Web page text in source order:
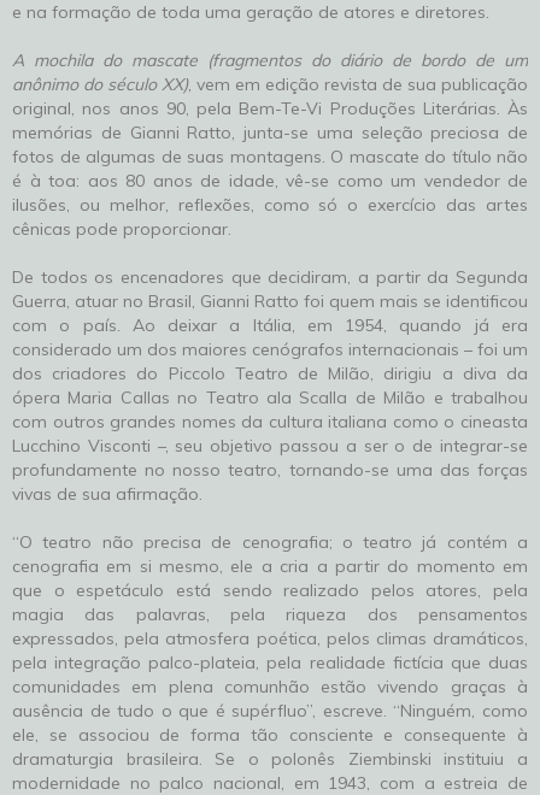
e na formação de toda uma geração de atores e diretores.
A mochila do mascate (fragmentos do diário de bordo de um
anônimo do século XX), vem em edição revista de sua publicação
original, nos anos 90, pela Bem-Te-Vi Produções Literárias. Às
memórias de Gianni Ratto, junta-se uma seleção preciosa de
fotos de algumas de suas montagens. O mascate do título não
é à toa: aos 80 anos de idade, vê-se como um vendedor de
ilusões, ou melhor, reflexões, como só o exercício das artes
cênicas pode proporcionar.
De todos os encenadores que decidiram, a partir da Segunda
Guerra, atuar no Brasil, Gianni Ratto foi quem mais se identificou
com o país. Ao deixar a Itália, em 1954, quando já era
considerado um dos maiores cenógrafos internacionais – foi um
dos criadores do Piccolo Teatro de Milão, dirigiu a diva da
ópera Maria Callas no Teatro ala Scalla de Milão e trabalhou
com outros grandes nomes da cultura italiana como o cineasta
Lucchino Visconti –, seu objetivo passou a ser o de integrar-se
profundamente no nosso teatro, tornando-se uma das forças
vivas de sua afirmação.
“O teatro não precisa de cenografia; o teatro já contém a
cenografia em si mesmo, ele a cria a partir do momento em
que o espetáculo está sendo realizado pelos atores, pela
magia das palavras, pela riqueza dos pensamentos
expressados, pela atmosfera poética, pelos climas dramáticos,
pela integração palco-plateia, pela realidade fictícia que duas
comunidades em plena comunhão estão vivendo graças à
ausência de tudo o que é supérfluo”, escreve. “Ninguém, como
ele, se associou de forma tão consciente e consequente à
dramaturgia brasileira. Se o polonês Ziembinski instituiu a
modernidade no palco nacional, em 1943, com a estreia de